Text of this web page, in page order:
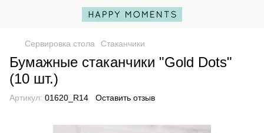
Сервировка стола Стаканчики
Бумажные стаканчики "Gold Dots"
(10 шт.)
Артикул: 01620_R14 Оставить отзыв